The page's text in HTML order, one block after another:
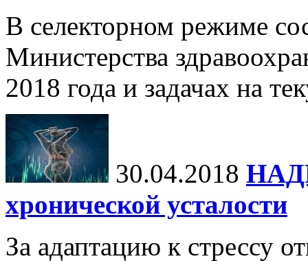
В селекторном режиме
Министерства
2018 года и задачах на
30.04.2018
хронической усталости
За адаптацию к стрессу